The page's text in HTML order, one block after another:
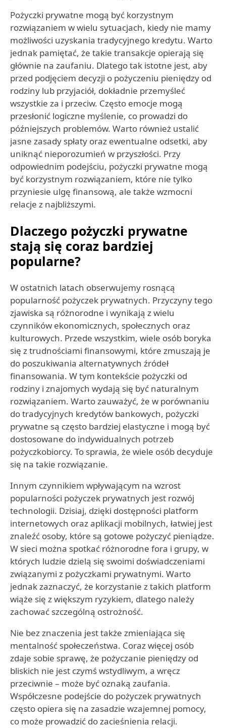
Pożyczki prywatne mogą być korzystnym
rozwiązaniem w wielu sytuacjach, kiedy nie mamy
możliwości uzyskania tradycyjnego kredytu. Warto
jednak pamiętać, że takie transakcje opierają się
głównie na zaufaniu. Dlatego tak istotne jest, aby
przed podjęciem decyzji o pożyczeniu pieniędzy od
rodziny lub przyjaciół, dokładnie przemyśleć
wszystkie za i przeciw. Często emocje mogą
przesłonić logiczne myślenie, co prowadzi do
późniejszych problemów. Warto również ustalić
jasne zasady spłaty oraz ewentualne odsetki, aby
uniknąć nieporozumień w przyszłości. Przy
odpowiednim podejściu, pożyczki prywatne mogą
być korzystnym rozwiązaniem, które nie tylko
przyniesie ulgę finansową, ale także wzmocni
relacje z najbliższymi.
Dlaczego pożyczki prywatne
stają się coraz bardziej
popularne?
W ostatnich latach obserwujemy rosnącą
popularność pożyczek prywatnych. Przyczyny tego
zjawiska są różnorodne i wynikają z wielu
czynników ekonomicznych, społecznych oraz
kulturowych. Przede wszystkim, wiele osób boryka
się z trudnościami finansowymi, które zmuszają je
do poszukiwania alternatywnych źródeł
finansowania. W tym kontekście pożyczki od
rodziny i znajomych wydają się być naturalnym
rozwiązaniem. Warto zauważyć, że w porównaniu
do tradycyjnych kredytów bankowych, pożyczki
prywatne są często bardziej elastyczne i mogą być
dostosowane do indywidualnych potrzeb
pożyczkobiorcy. To sprawia, że wiele osób decyduje
się na takie rozwiązanie.
Innym czynnikiem wpływającym na wzrost
popularności pożyczek prywatnych jest rozwój
technologii. Dzisiaj, dzięki dostępności platform
internetowych oraz aplikacji mobilnych, łatwiej jest
znaleźć osoby, które są gotowe pożyczyć pieniądze.
W sieci można spotkać różnorodne fora i grupy, w
których ludzie dzielą się swoimi doświadczeniami
związanymi z pożyczkami prywatnymi. Warto
jednak zaznaczyć, że korzystanie z takich platform
wiąże się z większym ryzykiem, dlatego należy
zachować szczególną ostrożność.
Nie bez znaczenia jest także zmieniająca się
mentalność społeczeństwa. Coraz więcej osób
zdaje sobie sprawę, że pożyczanie pieniędzy od
bliskich nie jest czymś wstydliwym, a wręcz
przeciwnie – może być oznaką zaufania.
Współczesne podejście do pożyczek prywatnych
często opiera się na zasadzie wzajemnej pomocy,
co może prowadzić do zacieśnienia relacji.